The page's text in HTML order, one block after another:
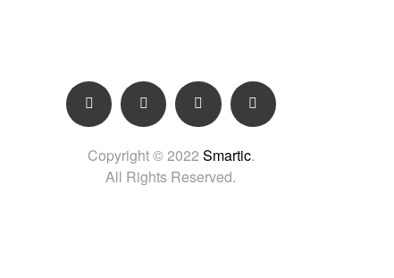
Copyright © 2022 Smartic.
All Rights Reserved.